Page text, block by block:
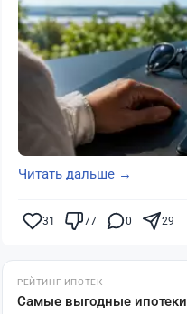
Читать дальше →
31 77 0 29
РЕЙТИНГ ИПОТЕК
Самые выгодные ипотеки